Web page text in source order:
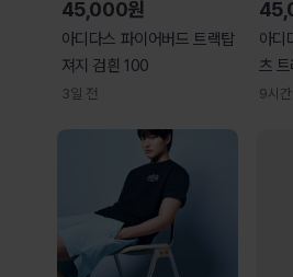
45,000원
아디다스 파이어버드 트랙탑
져지 검흰 100
3일 전
아디
츠
저지
9시